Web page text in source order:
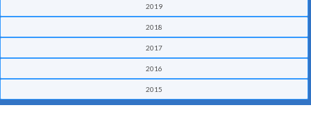
2019
2018
2017
2016
2015